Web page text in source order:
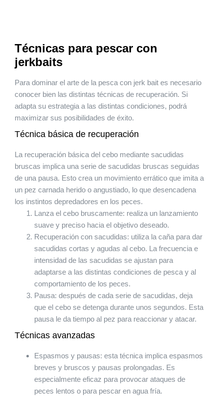
Técnicas para pescar con
jerkbaits
Para dominar el arte de la pesca con jerk bait es necesario
conocer bien las distintas técnicas de recuperación. Si
adapta su estrategia a las distintas condiciones, podrá
maximizar sus posibilidades de éxito.
Técnica básica de recuperación
La recuperación básica del cebo mediante sacudidas
bruscas implica una serie de sacudidas bruscas seguidas
de una pausa. Esto crea un movimiento errático que imita a
un pez carnada herido o angustiado, lo que desencadena
los instintos depredadores en los peces.
Lanza el cebo bruscamente: realiza un lanzamiento
suave y preciso hacia el objetivo deseado.
Recuperación con sacudidas: utiliza la caña para dar
sacudidas cortas y agudas al cebo. La frecuencia e
intensidad de las sacudidas se ajustan para
adaptarse a las distintas condiciones de pesca y al
comportamiento de los peces.
Pausa: después de cada serie de sacudidas, deja
que el cebo se detenga durante unos segundos. Esta
pausa le da tiempo al pez para reaccionar y atacar.
Técnicas avanzadas
Espasmos y pausas: esta técnica implica espasmos
breves y bruscos y pausas prolongadas. Es
especialmente eficaz para provocar ataques de
peces lentos o para pescar en agua fría.